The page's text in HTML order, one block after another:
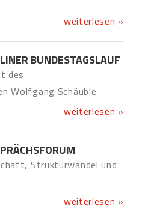
weiterlesen »
BUNDESTAGSLAUF
des
Wolfgang Schäuble
weiterlesen »
Strukturwandel und
weiterlesen »